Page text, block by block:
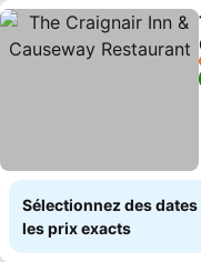
Sélectionnez des
les prix exacts